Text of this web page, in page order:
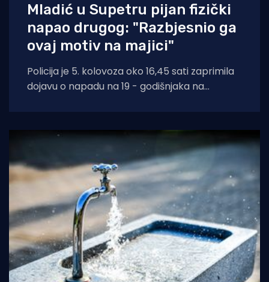
Mladić u Supetru pijan fizički
napao drugog: "Razbjesnio ga
ovaj motiv na majici"
Policija je 5. kolovoza oko 16,45 sati zaprimila
dojavu o napadu na 19 - godišnjaka na